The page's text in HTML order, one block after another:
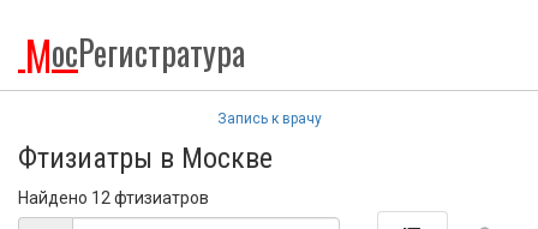
МосРегистратура
Запись к врачу
Фтизиатры в Москве
Найдено 12 фтизиатров